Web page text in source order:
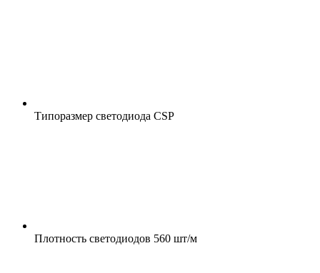
Типоразмер светодиода CSP
Плотность светодиодов 560 шт/м